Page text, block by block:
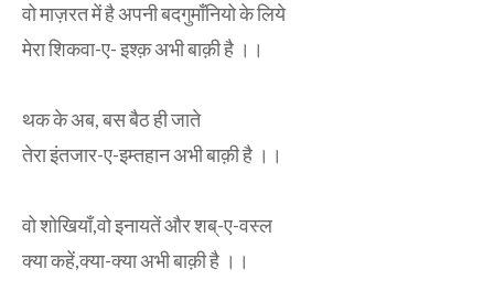
वो माज़रत में है अपनी बदगुमाँनियो के लिये
मेरा शिकवा-ए- इश्क़ अभी बाक़ी है ।।
थक के अब, बस बैठ ही जाते
तेरा इंतजार-ए-इम्तहान अभी बाक़ी है ।।
वो शोखियाँ,वो इनायतें और शब्-ए-वस्ल
क्या कहें,क्या-क्या अभी बाक़ी है ।।